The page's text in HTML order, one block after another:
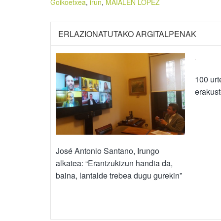
Goikoetxea, irun, MAIALEN LOPEZ
ERLAZIONATUTAKO ARGITALPENAK
José Antonio Santano, Irungo
alkatea: “Erantzukizun handia da,
baina, lantalde trebea dugu gurekin”
100